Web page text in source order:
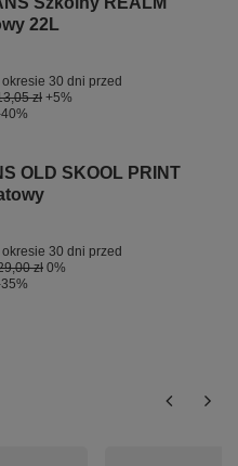
22L
30 dni przed
zł +5%
OLD SKOOL PRINT
30 dni przed
zł 0%